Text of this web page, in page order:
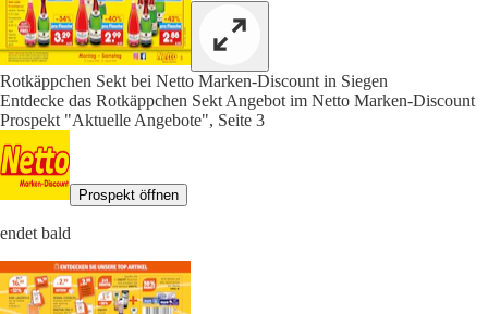
Rotkäppchen Sekt bei Netto Marken-Discount in Siegen
Entdecke das Rotkäppchen Sekt Angebot im Netto Marken-Discount
Prospekt "Aktuelle Angebote", Seite 3
Prospekt öffnen
endet bald